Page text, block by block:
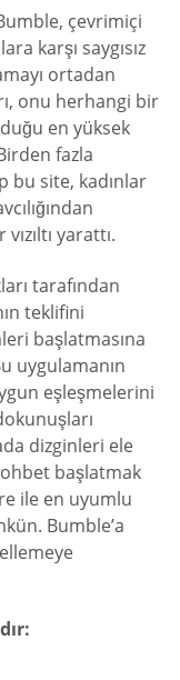
çevrimiçi
karşı saygısız
ortadan
onu herhangi bir
en yüksek
fazla
bu site, kadınlar
yarattı.
tarafından
teklifini
başlatmasına
uygulamanın
eşleşmelerini
dizginleri ele
başlatmak
ile en uyumlu
Bumble’a